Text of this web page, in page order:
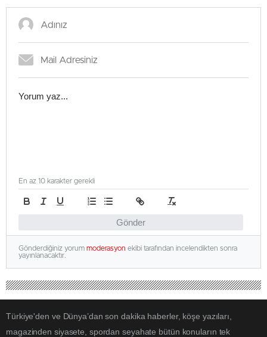
Gönder
En az 10 karakter gerekli
Gönderdiğiniz yorum moderasyon ekibi tarafından incelendikten sonra
yayınlanacaktır.
Türkiye'den ve Dünya’dan son dakika haberler, köşe yazıları,
magazinden siyasete, spordan seyahate bütün konuların tek